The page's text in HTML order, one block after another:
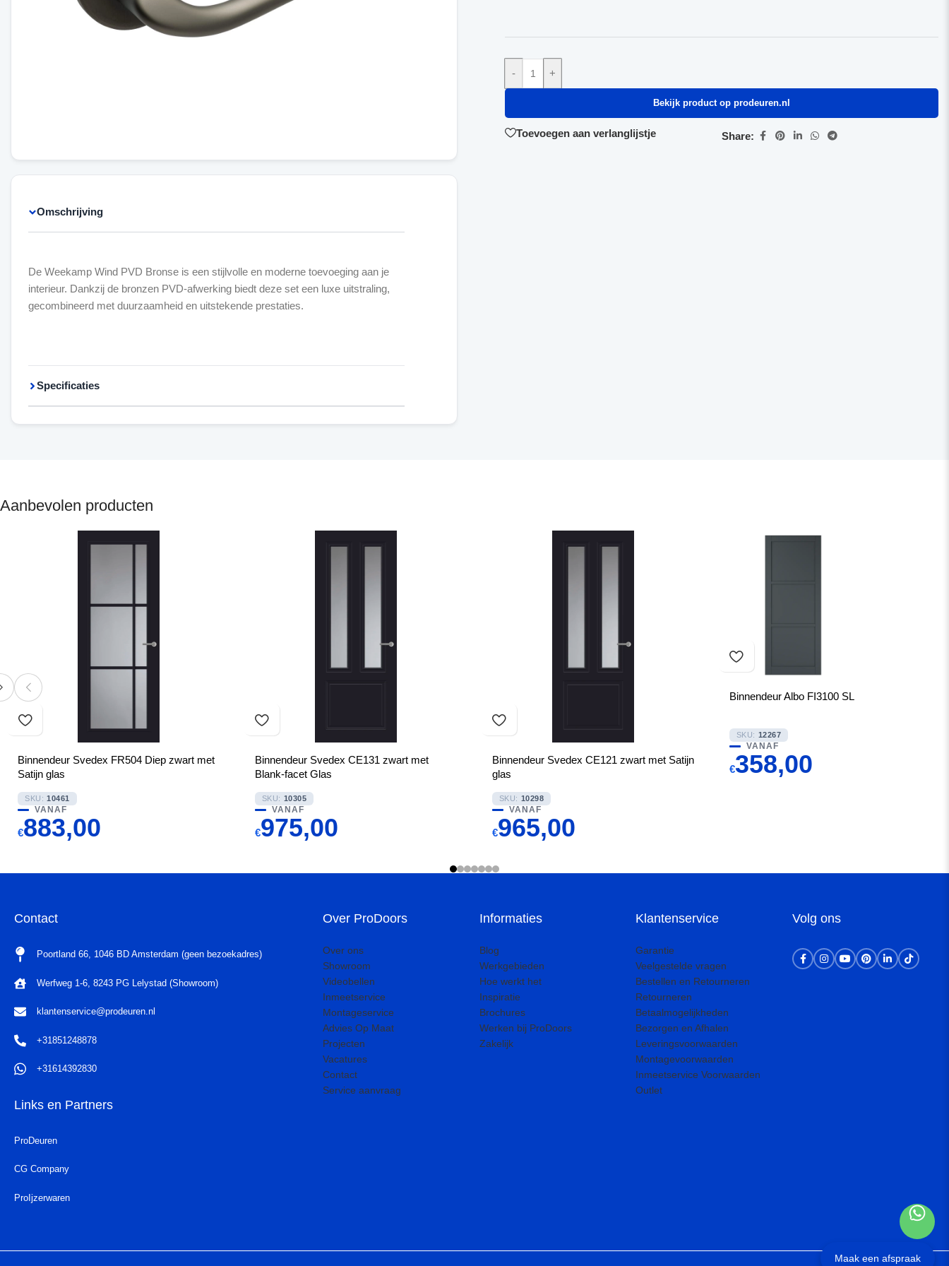
Omschrijving
De Weekamp Wind PVD Bronse is een stijlvolle en moderne toevoeging aan je
interieur. Dankzij de bronzen PVD-afwerking biedt deze set een luxe uitstraling,
gecombineerd met duurzaamheid en uitstekende prestaties.
Specificaties
- +
Bekijk product op prodeuren.nl
Toevoegen aan verlanglijstje Share:
Aanbevolen producten
Binnendeur Svedex FR504 Diep zwart met
Satijn glas
SKU: 10461
VANAF
€883,00
Binnendeur Svedex CE131 zwart met
Blank-facet Glas
SKU: 10305
VANAF
€975,00
Binnendeur Svedex CE121 zwart met Satijn
glas
SKU: 10298
VANAF
€965,00
Binnendeur Albo FI3100 SL
SKU: 12267
VANAF
€358,00
Contact
Poortland 66, 1046 BD Amsterdam (geen bezoekadres)
Werfweg 1-6, 8243 PG Lelystad (Showroom)
klantenservice@prodeuren.nl
+31851248878
+31614392830
Links en Partners
ProDeuren
CG Company
ProIjzerwaren
Over ProDoors
Over ons
Showroom
Videobellen
Inmeetservice
Montageservice
Advies Op Maat
Projecten
Vacatures
Contact
Service aanvraag
Informaties
Blog
Werkgebieden
Hoe werkt het
Inspiratie
Brochures
Werken bij ProDoors
Zakelijk
Klantenservice
Garantie
Veelgestelde vragen
Bestellen en Retourneren
Retourneren
Betaalmogelijkheden
Bezorgen en Afhalen
Leveringsvoorwaarden
Montagevoorwaarden
Inmeetservice Voorwaarden
Outlet
Volg ons
Maak een afspraak